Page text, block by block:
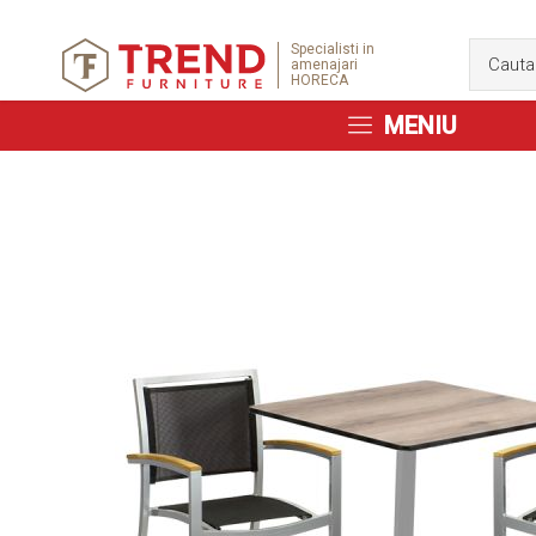
Specialisti in
amenajari
HORECA
MENIU